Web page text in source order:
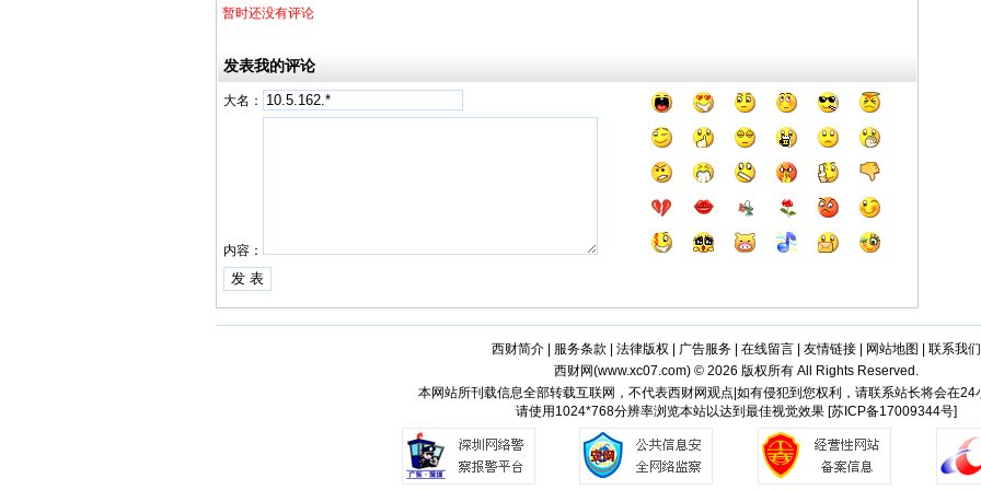
暂时还没有评论
发表我的评论
大名：
内容：
西财简介| 服务条款 法律版权 广告服务| 在线留言| 友情链接| 网站地图
联系我们
西财网(www.xc07.com) © 2026 版权所有 All Rights Reserved.
本网站所刊载信息全部转载互联网，不代表西财网观点|如有侵犯到您权利，请联系站长将会在
请使用1024*768分辨率浏览本站以达到最佳视觉效果 [苏ICP备17009344号]